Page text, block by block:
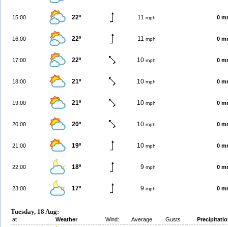
15:00 22º 11 mph 0
16:00 22º 11 mph 0
17:00 22º 10 mph 0
18:00 21º 10 mph 0
19:00 21º 10 mph 0
20:00 20º 10 mph 0
21:00 19º 10 mph 0
22:00 18º 9 mph 0
23:00 17º 9 mph 0
Tuesday, 18 Aug:
at Weather Wind: Average Gusts